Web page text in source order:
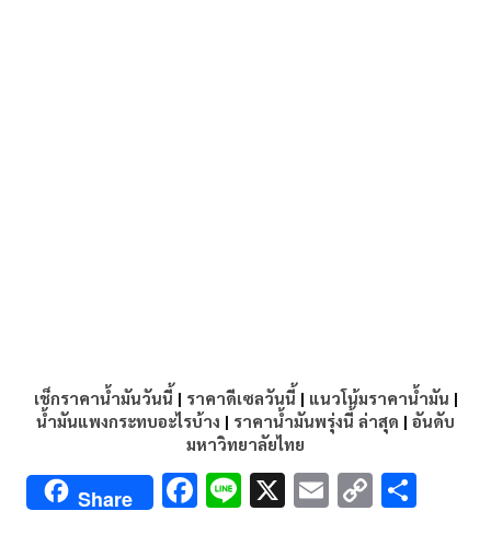
เช็กราคาน้ำมันวันนี้ | ราคาดีเซลวันนี้ | แนวโน้มราคาน้ำมัน |
น้ำมันแพงกระทบอะไรบ้าง | ราคาน้ำมันพรุ่งนี้ ล่าสุด | อันดับ
มหาวิทยาลัยไทย
Share F Li X E C